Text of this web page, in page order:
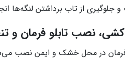
و جلوگیری از تاب برداشتن لنگه‌ها
نصب تابلو فرمان و
فرمان در محل خشک و ایمن نصب